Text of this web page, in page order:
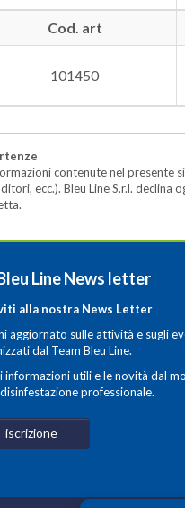
Cod. art
101450
contenute nel presente
ecc.). Bleu Line S.r.l.
Line News letter
alla nostra News Letter
aggiornato sulle attività e sugli
dal Team Bleu Line.
informazioni utili e le novità dal
professionale.
iscrizione